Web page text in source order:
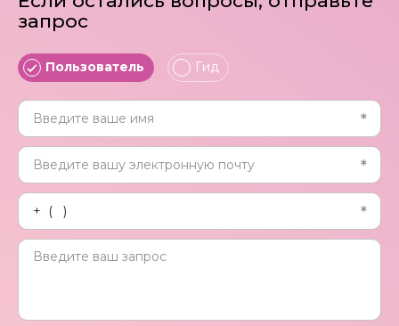
запрос
Пользователь Гид